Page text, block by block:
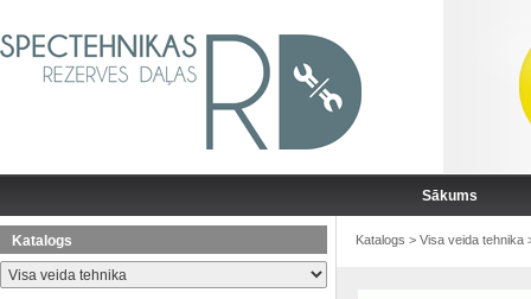
Sākums
Katalogs Katalogs > Visa veida tehnika